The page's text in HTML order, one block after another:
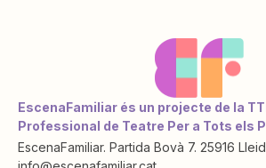
EscenaFamiliar és un projecte de la
Professional de Teatre Per a Tots els
EscenaFamiliar. Partida Bovà 7. 25916